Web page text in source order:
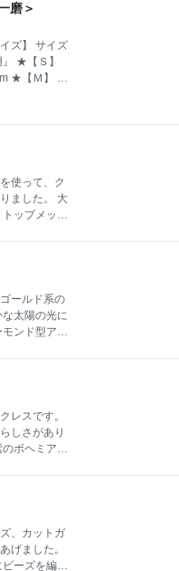
ズで作って
磨＞
ズ】 サイズ
★【Ｓ】
★【Ｍ】 身
ＸＬ】 身丈
【ＸＸＸ
26cm ★必
、 備考欄に
期が大幅に
▓ █ ░ ▒ ▓ █
使って、ク
ました。 大
ップメッシ
鎖部分もビ
工されてい
ュなネック
のネックレ
㎜ 小 直径
。
ールド系の
太陽の光に
ンド型アク
す。 アジャ
作っていま
、ゴールド
かな太陽の
ーモンド型
ています。
ーズで作っ
レスです。
しさがあり
ボヘミアン
たる鎖部分
ンジがゴー
クリルビー
茶色の竹ビ
デザイン編
、カットガ
げました。
ーズを編ん